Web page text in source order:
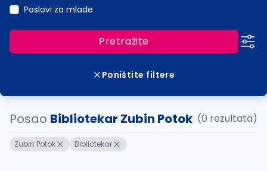
Poslovi za mlade
Pretražite
Poništite filtere
Posao Bibliotekar Zubin Potok (0 rezultata)
Zubin Potok Bibliotekar